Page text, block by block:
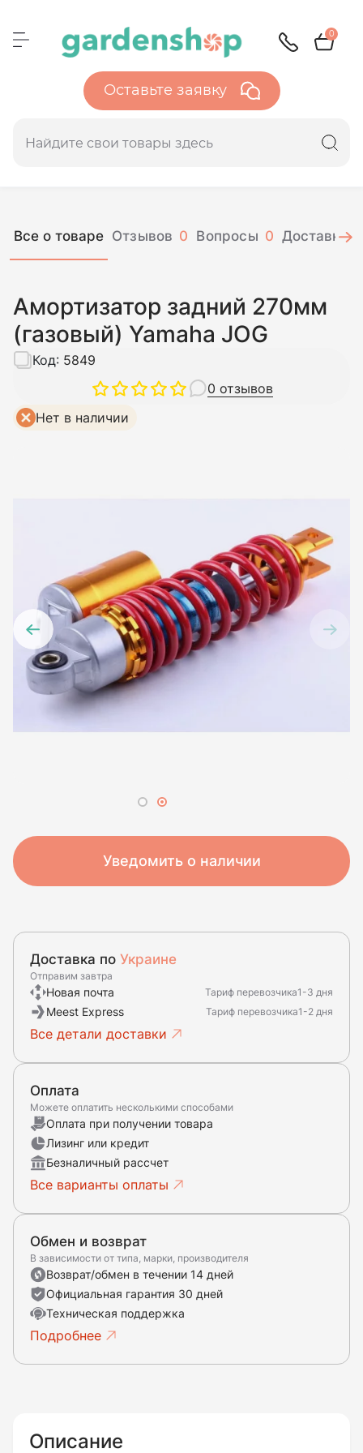
0
Оставьте заявку
Все о товаре Отзывов 0 Вопросы 0 Доставка и
Амортизатор задний 270мм
(газовый) Yamaha JOG
0 отзывов
Код: 5849
Нет в наличии
Уведомить о наличии
Доставка по Украине
Отправим завтра
Новая почта Тариф перевозчика1-3 дня
Meest Express Тариф перевозчика1-2 дня
Все детали доставки
Оплата
Можете оплатить несколькими способами
Оплата при получении товара
Лизинг или кредит
Безналичный рассчет
Все варианты оплаты
Обмен и возврат
В зависимости от типа, марки, производителя
Возврат/обмен в течении 14 дней
Официальная гарантия 30 дней
Техническая поддержка
Подробнее
Описание